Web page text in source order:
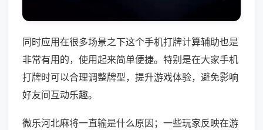
同时应用在很多场景之下这个手机打牌计算辅助也是
非常有用的，使用起来简单便捷。特别是在大家手机
打牌时可以合理调整牌型，提升游戏体验，避免影响
好友间互动乐趣。
微乐河北麻将一直输是什么原因；一些玩家反映在游